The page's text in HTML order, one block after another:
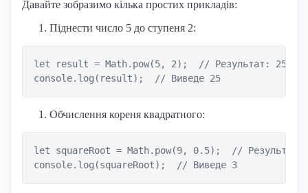
Давайте зобразимо кілька простих прикладів:
Піднести число 5 до ступеня 2:
let result = Math.pow(5, 2);  // Результат: 25
Обчислення кореня квадратного:
let squareRoot = Math.pow(9, 0.5);  // Результат: